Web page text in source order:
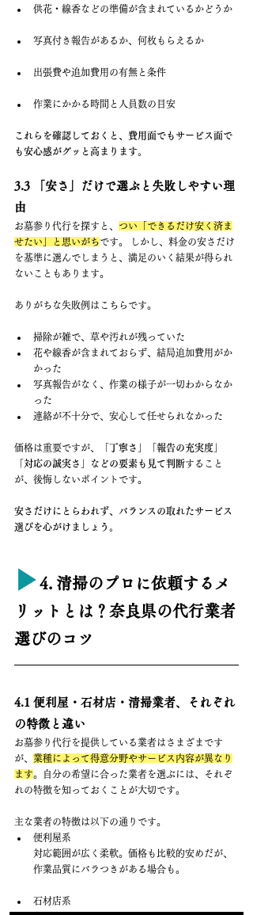
供花・線香などの準備が含まれているかどうか
写真付き報告があるか、何枚もらえるか
出張費や追加費用の有無と条件
作業にかかる時間と人員数の目安
これらを確認しておくと、費用面でもサービス面で
も安心感がグッと高まります。
3.3 「安さ」だけで選ぶと失敗しやすい理
由
お墓参り代行を探すと、 つい「できるだけ安く済ま
せたい」と思いがちです。 しかし、料金の安さだけ
を基準に選んでしまうと、満足のいく結果が得られ
ないこともあります。
ありがちな失敗例はこちらです。
掃除が雑で、草や汚れが残っていた
花や線香が含まれておらず、結局追加費用がか
かった
写真報告がなく、作業の様子が一切わからなか
った
連絡が不十分で、安心して任せられなかった
価格は重要ですが、
「丁寧さ」「報告の充実度」
「対応の誠実さ」などの要素も見て判断すること
が、後悔しないポイントです。
安さだけにとらわれず、バランスの取れたサービス
選びを心がけましょう。
▶︎ 4. 清掃のプロに依頼するメ
リットとは？奈良県の代行業者
選びのコツ
4.1 便利屋・石材店・清掃業者、それぞれ
の特徴と違い
お墓参り代行を提供している業者はさまざまです
が、 業種によって得意分野やサービス内容が異なり
ます。自分の希望に合った業者を選ぶには、それぞ
れの特徴を知っておくことが大切です。
主な業者の特徴は以下の通りです。
便利屋系
対応範囲が広く柔軟。価格も比較的安めだが、
作業品質にバラつきがある場合も。
石材店系